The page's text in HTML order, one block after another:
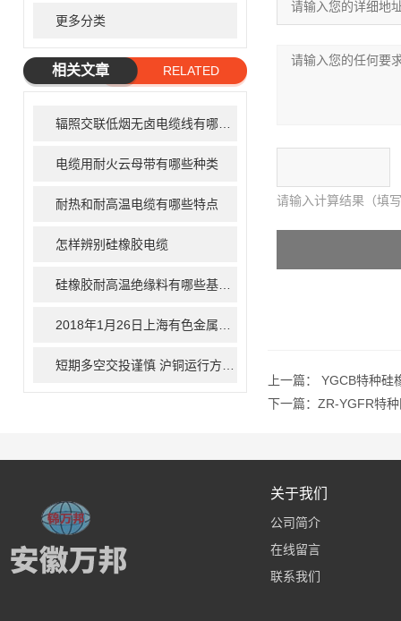
更多分类
相关文章
RELATED
电缆用耐火云母带有哪些种类
耐热和耐高温电缆有哪些特点
怎样辨别硅橡胶电缆
请输入计算结果（填
上一篇： YGCB特种硅
下一篇： ZR-YGFR特
关于我们
公司简介
在线留言
联系我们